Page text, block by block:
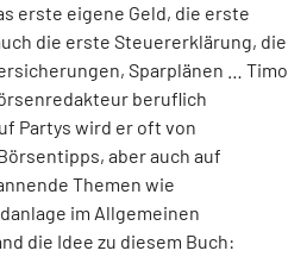
erste eigene Geld, die erste
die erste Steuererklärung, die
Sparplänen … Timo
beruflich
Partys wird er oft von
aber auch auf
Themen wie
im Allgemeinen
die Idee zu diesem Buch: